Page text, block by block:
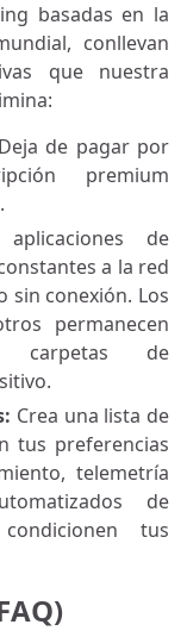
basadas en la
conllevan
que nuestra
Deja de pagar por
premium
aplicaciones de
a la red
sin conexión. Los
permanecen
carpetas de
Crea una lista de
tus preferencias
telemetría
de
tus